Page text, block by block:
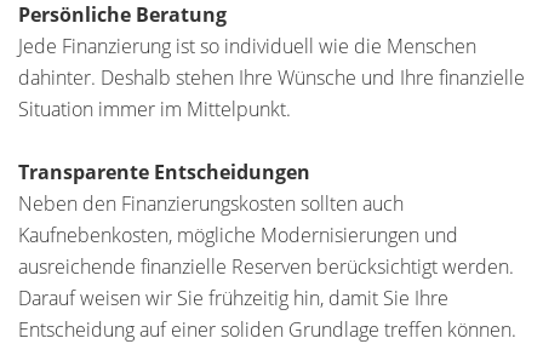
Persönliche Beratung
Jede Finanzierung ist so individuell wie die Menschen
dahinter. Deshalb stehen Ihre Wünsche und Ihre finanzielle
Situation immer im Mittelpunkt.
Transparente Entscheidungen
Neben den Finanzierungskosten sollten auch
Kaufnebenkosten, mögliche Modernisierungen und
ausreichende finanzielle Reserven berücksichtigt werden.
Darauf weisen wir Sie frühzeitig hin, damit Sie Ihre
Entscheidung auf einer soliden Grundlage treffen können.